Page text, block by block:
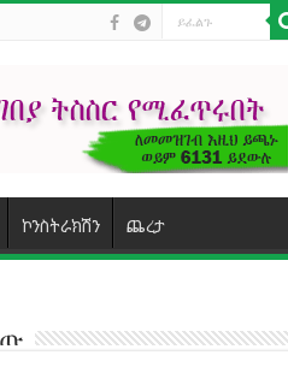
ኮንስትራክሽን ጨረታ